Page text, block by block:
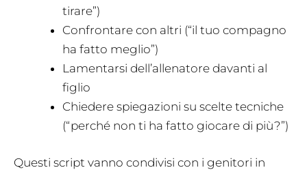
tirare”)
Confrontare con altri (“il tuo compagno
ha fatto meglio”)
Lamentarsi dell’allenatore davanti al
figlio
Chiedere spiegazioni su scelte tecniche
(“perché non ti ha fatto giocare di più?”)
Questi script vanno condivisi con i genitori in